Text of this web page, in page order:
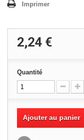
Imprimer
2,24 €
Quantité
Ajouter au panier